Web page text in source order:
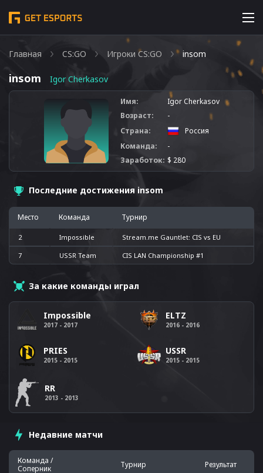
Главная CS:GO Игроки CS:GO insom
insom Igor Cherkasov
Имя:
Igor Cherkasov
Возраст:
-
Страна:
Россия
Команда:
-
Заработок: $ 280
Последние достижения insom
Место Команда Турнир
2 Impossible Stream.me Gauntlet: CIS vs EU
7 USSR Team CIS LAN Championship #1
Недавние матчи
Команда /
Соперник
Турнир Результат
За какие команды играл
Impossible
2017 - 2017
ELTZ
2016 - 2016
PRIES
2015 - 2015
USSR
2015 - 2015
RR
2013 - 2013